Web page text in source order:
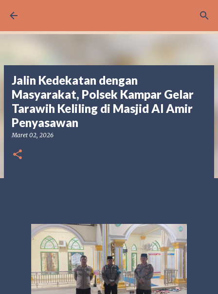
Jalin Kedekatan dengan
Masyarakat, Polsek Kampar Gelar
Tarawih Keliling di Masjid Al Amir
Penyasawan
Maret 02, 2026